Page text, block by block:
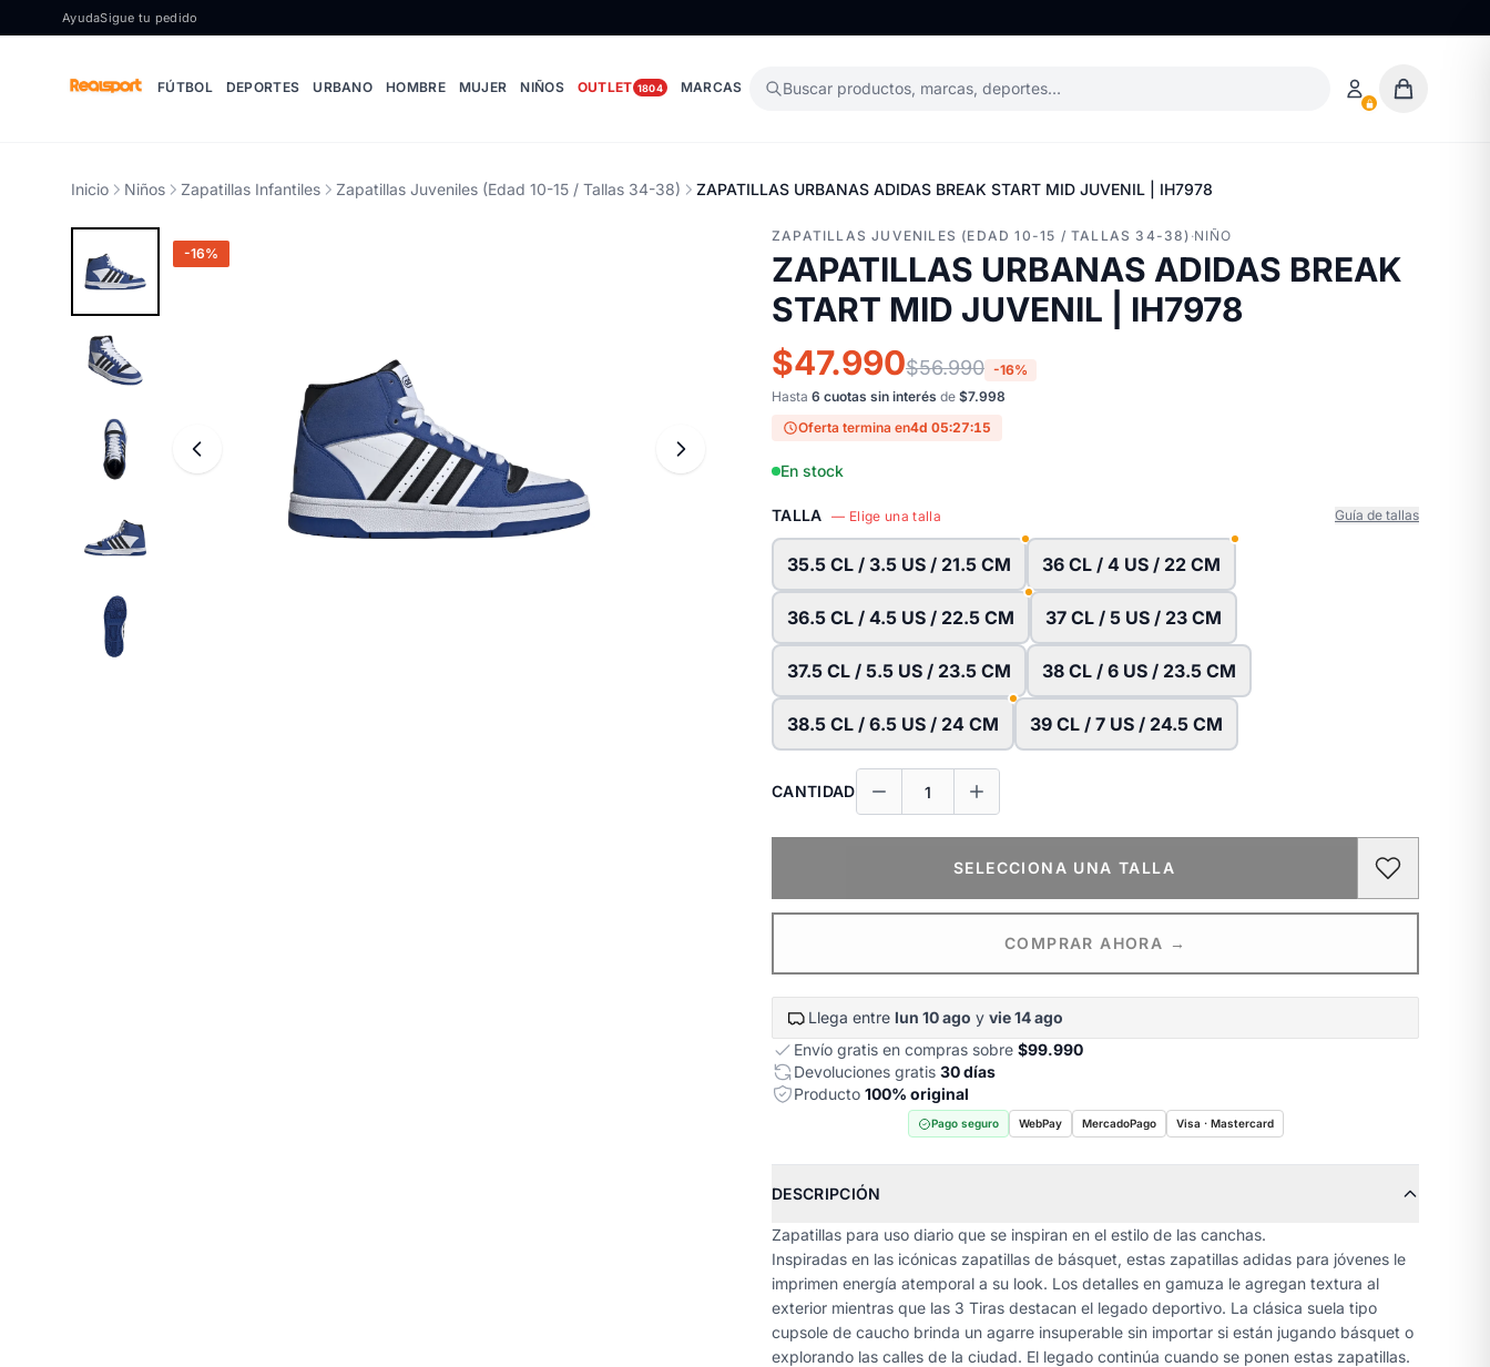
Ir al contenido
AyudaSigue tu pedido
FÚTBOL DEPORTES URBANO HOMBRE MUJER NIÑOS OUTLET 1804 MARCAS Buscar productos, marcas, deportes…
Inicio Niños Zapatillas Infantiles Zapatillas Juveniles (Edad 10-15 / Tallas 34-38) ZAPATILLAS URBANAS ADIDAS BREAK START MID JUVENIL | IH7978
-16%
ZAPATILLAS JUVENILES (EDAD 10-15 / TALLAS 34-38) ·NIÑO
ZAPATILLAS URBANAS ADIDAS BREAK
START MID JUVENIL | IH7978
$47.990$56.990 -16%
Hasta 6 cuotas sin interés de $7.998
Oferta termina en4d 05:27:14
En stock
TALLA — Elige una talla Guía de tallas
35.5 CL / 3.5 US / 21.5 CM 36 CL / 4 US / 22 CM
36.5 CL / 4.5 US / 22.5 CM 37 CL / 5 US / 23 CM
37.5 CL / 5.5 US / 23.5 CM 38 CL / 6 US / 23.5 CM
38.5 CL / 6.5 US / 24 CM 39 CL / 7 US / 24.5 CM
CANTIDAD
SELECCIONA UNA TALLA
COMPRAR AHORA →
Llega entre lun 10 ago y vie 14 ago
Envío gratis en compras sobre $99.990
Devoluciones gratis 30 días
Producto 100% original
Pago seguro WebPay MercadoPago Visa · Mastercard
DESCRIPCIÓN
Zapatillas para uso diario que se inspiran en el estilo de las canchas.
Inspiradas en las icónicas zapatillas de básquet, estas zapatillas adidas para jóvenes le
imprimen energía atemporal a su look. Los detalles en gamuza le agregan textura al
exterior mientras que las 3 Tiras destacan el legado deportivo. La clásica suela tipo
cupsole de caucho brinda un agarre insuperable sin importar si están jugando básquet o
explorando las calles de la ciudad. El legado continúa cuando se ponen estas zapatillas.